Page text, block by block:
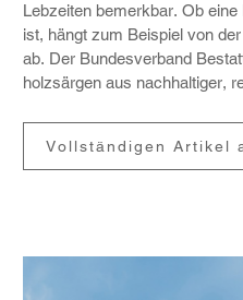
Lebzeiten bemerkbar. Ob
ist, hängt zum Beispiel von
ab. Der Bundes­ver­band
holzsärgen aus nach­hal­tiger,
Vollständigen Artikel